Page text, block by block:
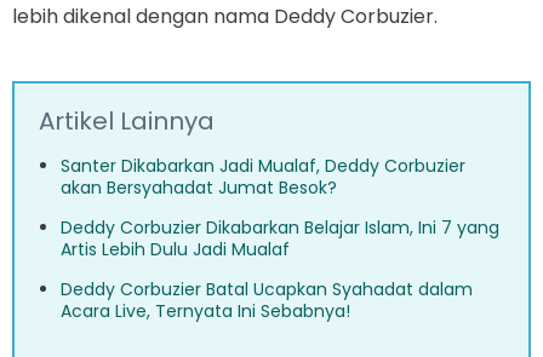
lebih dikenal dengan nama Deddy Corbuzier.
Artikel Lainnya
Santer Dikabarkan Jadi Mualaf, Deddy Corbuzier
akan Bersyahadat Jumat Besok?
Deddy Corbuzier Dikabarkan Belajar Islam, Ini 7 yang
Artis Lebih Dulu Jadi Mualaf
Deddy Corbuzier Batal Ucapkan Syahadat dalam
Acara Live, Ternyata Ini Sebabnya!